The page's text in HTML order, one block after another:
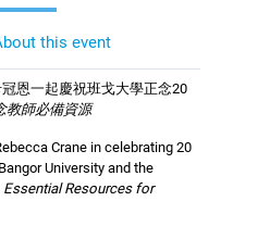
this event
恩一起慶祝班戈大學正念20
教師必備資源
Crane in celebrating 20
University and the
Essential Resources for